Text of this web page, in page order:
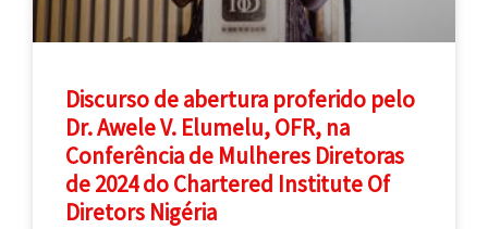
Discurso de abertura proferido pelo
Dr. Awele V. Elumelu, OFR, na
Conferência de Mulheres Diretoras
de 2024 do Chartered Institute Of
Diretors Nigéria